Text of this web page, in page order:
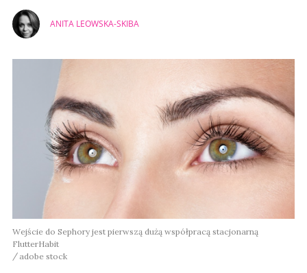
ANITA LEOWSKA-SKIBA
Wejście do Sephory jest pierwszą dużą współpracą stacjonarną
FlutterHabit
adobe stock